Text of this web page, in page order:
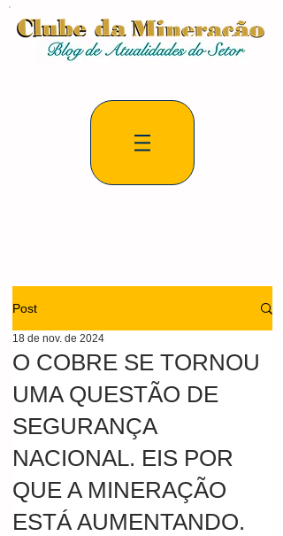
Post
O COBRE SE TORNOU
UMA QUESTÃO DE
SEGURANÇA
NACIONAL. EIS POR
QUE A MINERAÇÃO
ESTÁ AUMENTANDO.
18 de nov. de 2024